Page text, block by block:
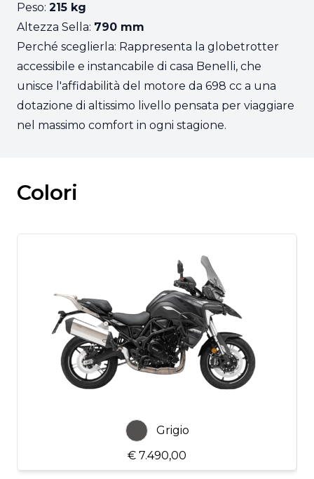
Peso: 215 kg
Altezza Sella: 790 mm
Perché sceglierla: Rappresenta la globetrotter
accessibile e instancabile di casa Benelli, che
unisce l'affidabilità del motore da 698 cc a una
dotazione di altissimo livello pensata per viaggiare
nel massimo comfort in ogni stagione.
Colori
Grigio
€ 7.490,00